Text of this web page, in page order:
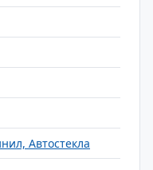
Автостекла